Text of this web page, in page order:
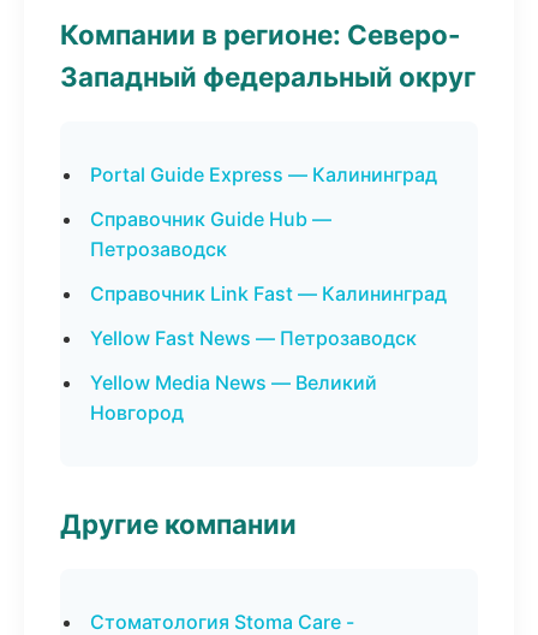
Компании в регионе: Северо-
Западный федеральный округ
Portal Guide Express — Калининград
Справочник Guide Hub —
Петрозаводск
Справочник Link Fast — Калининград
Yellow Fast News — Петрозаводск
Yellow Media News — Великий
Новгород
Другие компании
Стоматология Stoma Care -